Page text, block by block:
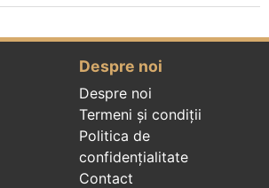
Despre noi
Despre noi
Termeni și condiții
Politica de
confidenţialitate
Contact